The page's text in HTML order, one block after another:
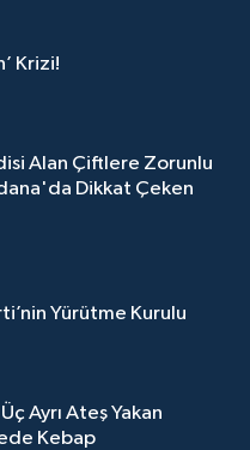
Krizi!
Alan Çiftlere Zorunlu
Dikkat Çeken
Yürütme Kurulu
Ayrı Ateş Yakan
Kebap